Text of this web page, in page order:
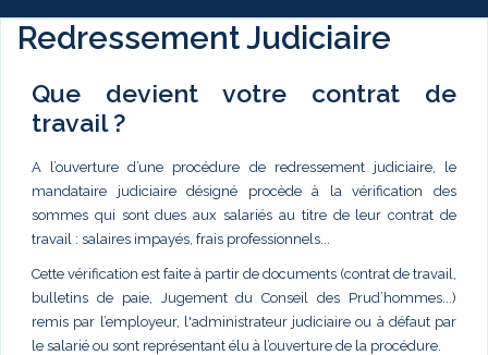
Redressement Judiciaire
Que devient votre contrat de
travail ?
A l’ouverture d’une procédure de redressement judiciaire, le
mandataire judiciaire désigné procède à la vérification des
sommes qui sont dues aux salariés au titre de leur contrat de
travail : salaires impayés, frais professionnels...
Cette vérification est faite à partir de documents (contrat de travail,
bulletins de paie, Jugement du Conseil des Prud’hommes...)
remis par l’employeur, l'administrateur judiciaire ou à défaut par
le salarié ou sont représentant élu à l’ouverture de la procédure.